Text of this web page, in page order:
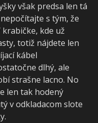
však predsa len tá
s tým, že
kde už
totiž nájdete len
kábel
dlhý, ale
strašne lacno. No
len tak hodený
v odkladacom slote